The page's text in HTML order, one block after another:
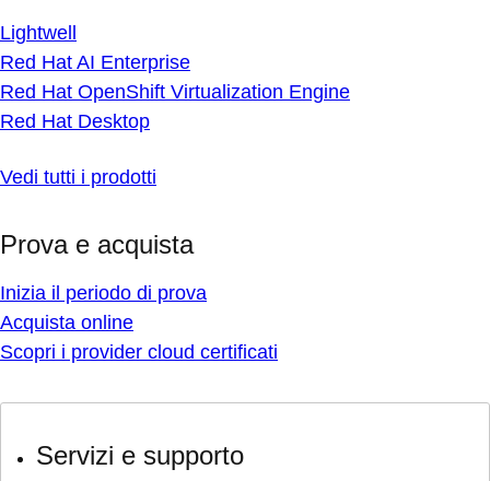
Lightwell
Red Hat AI Enterprise
Red Hat OpenShift Virtualization Engine
Red Hat Desktop
Vedi tutti i prodotti
Prova e acquista
Inizia il periodo di prova
Acquista online
Scopri i provider cloud certificati
Servizi e supporto